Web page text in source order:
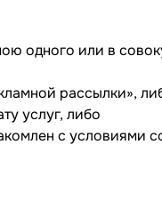
одного или в
рассылки»,
услуг, либо
с условиями